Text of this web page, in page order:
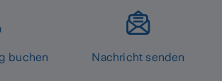
buchen Nachricht senden